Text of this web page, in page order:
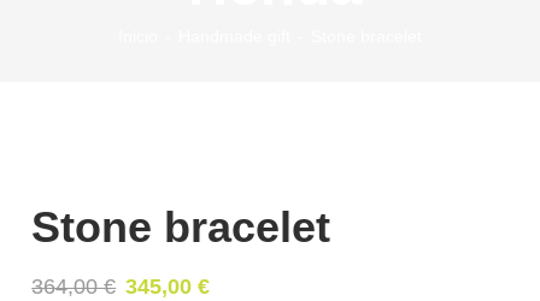
Stone bracelet
364,00€ 345,00€